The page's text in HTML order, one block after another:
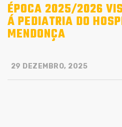
ÉPOCA 2025/2026
Á PEDIATRIA DO
MENDONÇA
29 DEZEMBRO, 2025